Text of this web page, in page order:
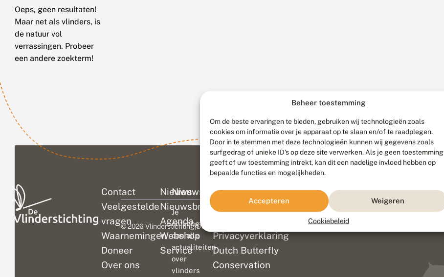
Beheer toestemming
Om de beste ervaringen te bieden, gebruiken wij technologieën zoals
cookies om informatie over je apparaat op te slaan en/of te raadplegen.
Door in te stemmen met deze technologieën kunnen wij gegevens zoals
surfgedrag of unieke ID's op deze site verwerken. Als je geen toestemming
geeft of uw toestemming intrekt, kan dit een nadelige invloed hebben op
bepaalde functies en mogelijkheden.
Accepteren Weigeren
Cookiebeleid
Oeps, geen resultaten!
Maar net als vlinders, is
de natuur vol
verrassingen. Probeer
een andere zoekterm!
Contact
Veelgestelde
vragen
Waarnemingen
Doneer
Over ons
Nieuws
Nieuwsbrief
Agenda
Webshop
Service
Colofon
Disclaimer
Privacyverklaring
Dutch Butterfly
Conservation
Nieuwsbrief
Je
ontvangt
dan alle
actualiteiten
over
vlinders
© 2026 Vlinderstichting|Duurzaam ontwikkeld door Go2People, ontworpen door